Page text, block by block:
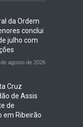
da Ordem
conclui
julho com
agosto de 2026
Cruz
de Assis
de
em Ribeirão